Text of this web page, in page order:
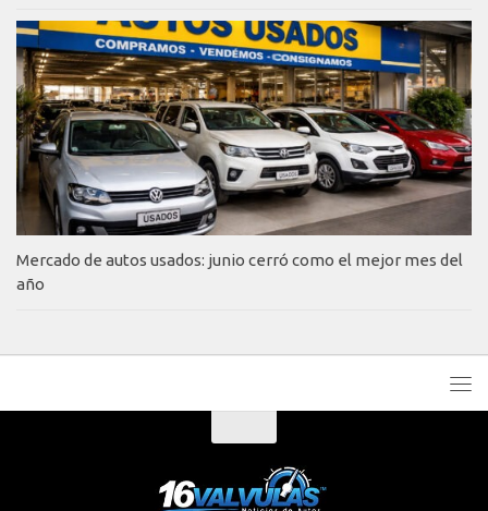
Mercado de autos usados: junio cerró como el mejor mes del
año